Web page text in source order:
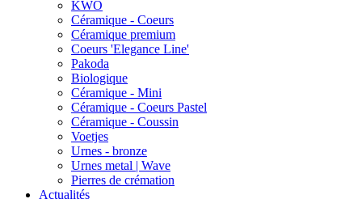
KWO
Céramique - Coeurs
Céramique premium
Coeurs 'Elegance Line'
Pakoda
Biologique
Céramique - Mini
Céramique - Coeurs Pastel
Céramique - Coussin
Voetjes
Urnes - bronze
Urnes metal | Wave
Pierres de crémation
Actualités